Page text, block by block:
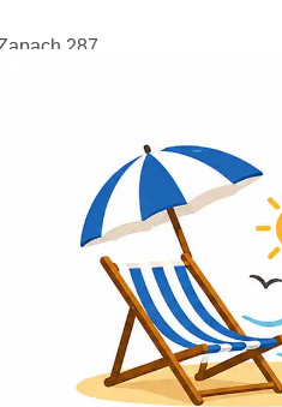
287
14
Noa Perle